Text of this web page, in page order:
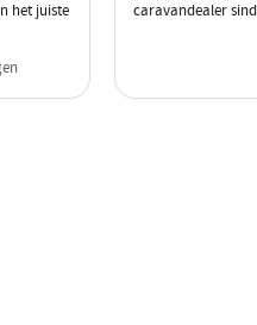
het juiste
caravandealer